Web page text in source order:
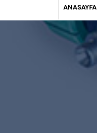
ANASAYFA